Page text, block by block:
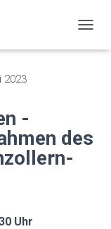
A
O
2023
-
des
Uhr